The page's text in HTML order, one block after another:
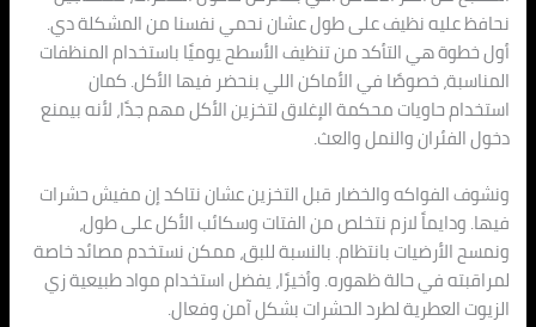
نحافظ عليه نظيف على طول عشان نحمي نفسنا من المشكلة دي.
أول خطوة هي التأكد من تنظيف الأسطح يوميًا باستخدام المنظفات
المناسبة، خصوصًا في الأماكن اللي بنحضر فيها الأكل. كمان
استخدام حاويات محكمة الإغلاق لتخزين الأكل مهم جدًا، لأنه بيمنع
دخول الفئران والنمل والعث.
ونشوف الفواكه والخضار قبل التخزين عشان نتاكد إن مفيش حشرات
فيها. ودايماً لازم نتخلص من الفتات وسكائب الأكل على طول،
ونمسح الأرضيات بانتظام. بالنسبة للبق، ممكن نستخدم مصائد خاصة
لمراقبته في حالة ظهوره. وأخيرًا، يفضل استخدام مواد طبيعية زي
الزيوت العطرية لطرد الحشرات بشكل آمن وفعال.